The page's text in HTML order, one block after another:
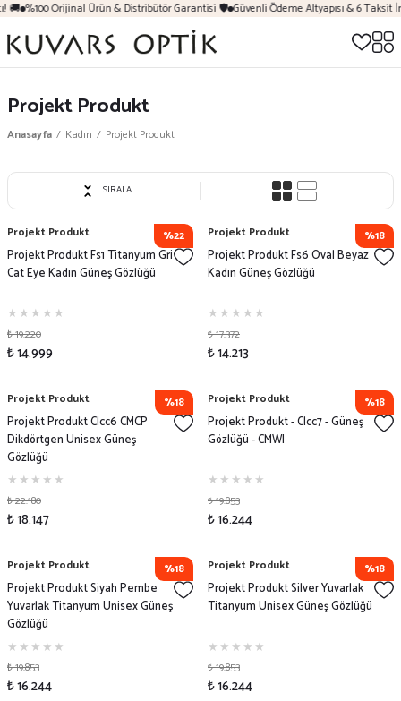
%100 Orijinal Ürün & Distribütör Garantisi 🛡️ Güvenli Ödeme Altyapısı & 6 Taksit
Projekt Produkt
Anasayfa Kadın Projekt Produkt
SIRALA
%22
Projekt Produkt
Projekt Produkt Fs1 Titanyum Gri
Cat Eye Kadın Güneş Gözlüğü
₺ 19.220
₺ 14.999
%18
Projekt Produkt
Projekt Produkt Fs6 Oval Beyaz
Kadın Güneş Gözlüğü
₺ 17.372
₺ 14.213
%18
Projekt Produkt
Projekt Produkt Clcc6 CMCP
Dikdörtgen Unisex Güneş
Gözlüğü
₺ 22.180
₺ 18.147
%18
Projekt Produkt
Projekt Produkt - Clcc7 - Güneş
Gözlüğü - CMWI
₺ 19.853
₺ 16.244
%18
Projekt Produkt
Projekt Produkt Siyah Pembe
Yuvarlak Titanyum Unisex Güneş
Gözlüğü
₺ 19.853
₺ 16.244
%18
Projekt Produkt
Projekt Produkt Silver Yuvarlak
Titanyum Unisex Güneş Gözlüğü
₺ 19.853
₺ 16.244